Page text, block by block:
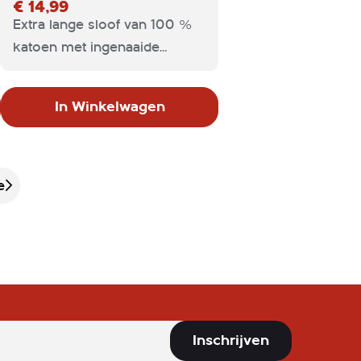
€ 14,99
Extra lange sloof van 100 %
katoen met ingenaaide
werkdoek. Ideaal voor zowel
keuken- als bedienend
In Winkelwagen
Inschrijven